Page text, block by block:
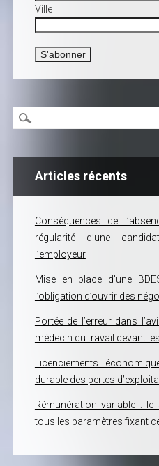
Ville
Articles récents
Conséquences de
régularité d’une
l’employeur
Mise en place d’une
l’obligation d’ouvrir des
Portée de l’erreur dans
médecin du travail devant
Licenciements
durable des pertes
Rémunération variable :
tous les paramètres fixant